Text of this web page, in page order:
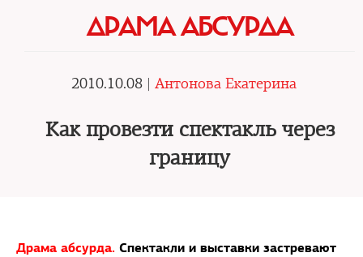
ДРАМА АБСУРДА
2010.10.08 | Антонова Екатерина
Как провезти спектакль через
границу
Драма абсурда. Спектакли и выставки застревают